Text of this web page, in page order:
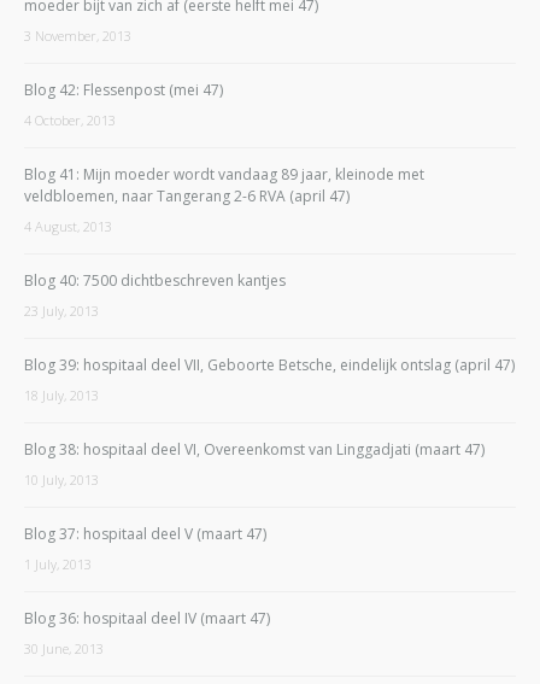
moeder bijt van zich af (eerste helft mei 47)
3 November, 2013
Blog 42: Flessenpost (mei 47)
4 October, 2013
Blog 41: Mijn moeder wordt vandaag 89 jaar, kleinode met
veldbloemen, naar Tangerang 2-6 RVA (april 47)
4 August, 2013
Blog 40: 7500 dichtbeschreven kantjes
23 July, 2013
Blog 39: hospitaal deel VII, Geboorte Betsche, eindelijk ontslag (april 47)
18 July, 2013
Blog 38: hospitaal deel VI, Overeenkomst van Linggadjati (maart 47)
10 July, 2013
Blog 37: hospitaal deel V (maart 47)
1 July, 2013
Blog 36: hospitaal deel IV (maart 47)
30 June, 2013